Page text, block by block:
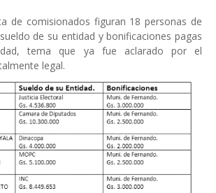
de comisionados figuran 18 personas de
de su entidad y bonificaciones pagas
tema que ya fue aclarado por el
legal.